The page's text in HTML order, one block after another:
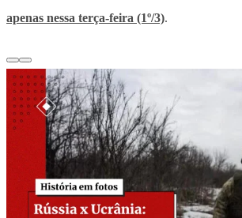
apenas nessa terça-feira (1º/3).